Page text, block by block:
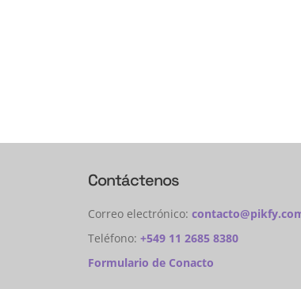
Contáctenos
Correo electrónico:
Teléfono: +549 11 2685 8380
Formulario de Conacto